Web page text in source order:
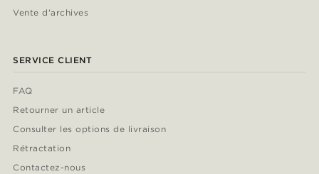
Vente d'archives
SERVICE CLIENT
FAQ
Retourner un article
Consulter les options de livraison
Rétractation
Contactez-nous